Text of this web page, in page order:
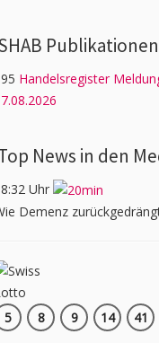
Publi­kati­onen
Handelsregister
News in den
Uhr
Demenz
5 8 9 14 41